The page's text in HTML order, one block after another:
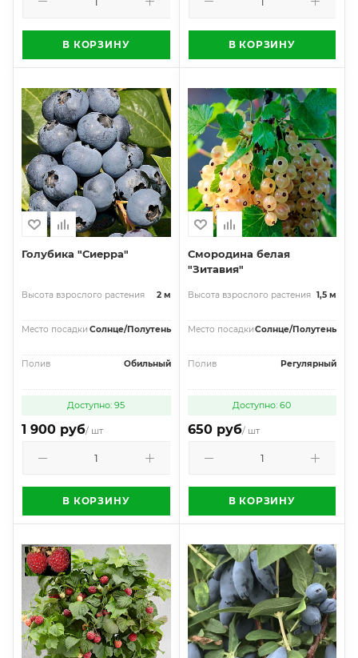
В КОРЗИНУ В КОРЗИНУ
Голубика "Сиерра"
Высота взрослого растения 2 м
Место посадки Солнце/Полутень
Полив Обильный
Доступно: 95
1 900 руб/ шт
В КОРЗИНУ
Смородина белая
"Зитавия"
Высота взрослого растения 1,5 м
Место посадкиСолнце/Полутень
Полив Регулярный
Доступно: 60
650 руб/ шт
В КОРЗИНУ